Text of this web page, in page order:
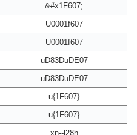
&#x1F607;
U0001f607
U0001f607
uD83DuDE07
uD83DuDE07
u{1F607}
u{1F607}
xn--l28h